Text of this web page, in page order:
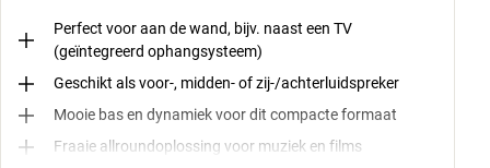
Perfect voor aan de wand, bijv. naast een TV
(geïntegreerd ophangsysteem)
Geschikt als voor-, midden- of zij-/achterluidspreker
Mooie bas en dynamiek voor dit compacte formaat
Fraaie allroundoplossing voor muziek en films